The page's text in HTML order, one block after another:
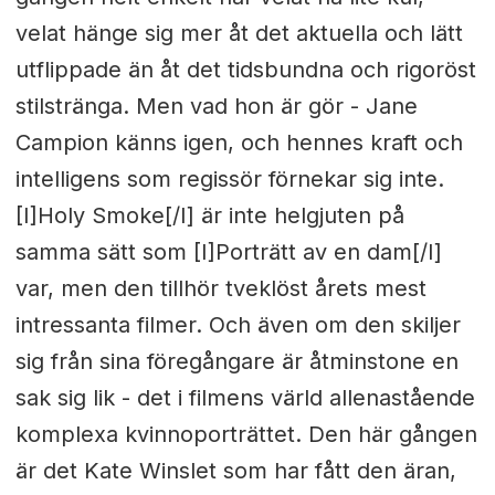
velat hänge sig mer åt det aktuella och lätt
utflippade än åt det tidsbundna och rigoröst
stilstränga. Men vad hon är gör - Jane
Campion känns igen, och hennes kraft och
intelligens som regissör förnekar sig inte.
[I]Holy Smoke[/I] är inte helgjuten på
samma sätt som [I]Porträtt av en dam[/I]
var, men den tillhör tveklöst årets mest
intressanta filmer. Och även om den skiljer
sig från sina föregångare är åtminstone en
sak sig lik - det i filmens värld allenastående
komplexa kvinnoporträttet. Den här gången
är det Kate Winslet som har fått den äran,